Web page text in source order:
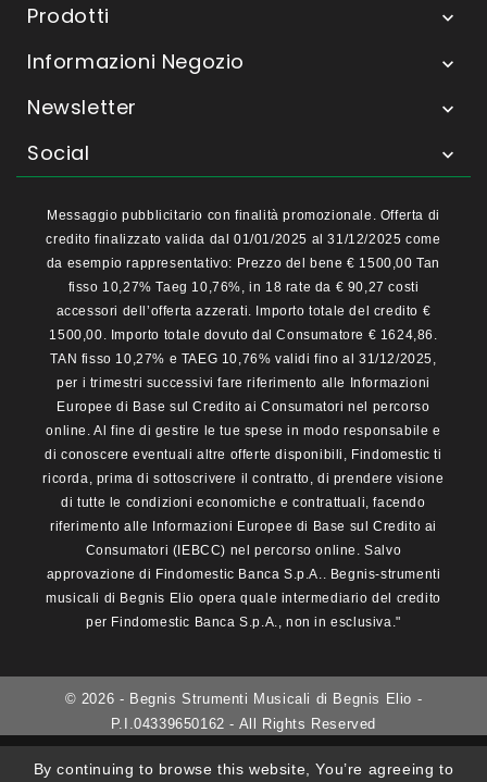
Prodotti 
Informazioni Negozio 
Newsletter 
Social 
By continuing to browse this website, You’re agreeing to
Messaggio pubblicitario con finalità promozionale. Offerta di
credito finalizzato valida dal 01/01/2025 al 31/12/2025 come
da esempio rappresentativo: Prezzo del bene € 1500,00 Tan
fisso 10,27% Taeg 10,76%, in 18 rate da € 90,27 costi
accessori dell’offerta azzerati. Importo totale del credito €
1500,00. Importo totale dovuto dal Consumatore € 1624,86.
TAN fisso 10,27% e TAEG 10,76% validi fino al 31/12/2025,
per i trimestri successivi fare riferimento alle Informazioni
Europee di Base sul Credito ai Consumatori nel percorso
online. Al fine di gestire le tue spese in modo responsabile e
di conoscere eventuali altre offerte disponibili, Findomestic ti
ricorda, prima di sottoscrivere il contratto, di prendere visione
di tutte le condizioni economiche e contrattuali, facendo
riferimento alle Informazioni Europee di Base sul Credito ai
Consumatori (IEBCC) nel percorso online. Salvo
approvazione di Findomestic Banca S.p.A.. Begnis-strumenti
musicali di Begnis Elio opera quale intermediario del credito
per Findomestic Banca S.p.A., non in esclusiva."
© 2026 - Begnis Strumenti Musicali di Begnis Elio -
P.I.04339650162 - All Rights Reserved